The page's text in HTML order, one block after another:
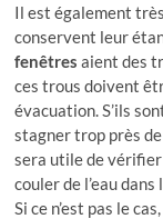
Il est également
conservent leur
fenêtres aient des
ces trous doivent
évacuation. S’ils
stagner trop près
sera utile de vérifier
couler de l’eau dans
Si ce n’est pas le